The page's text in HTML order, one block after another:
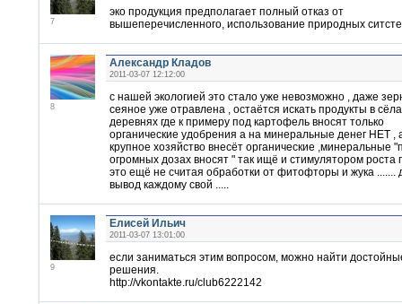
7
эко продукция предполагает полный отказ от
вышеперечисленного, использование природных
8
Александр Кладов
2011-03-07 12:12:00
с нашей экологией это стало уже невозможно , даже
сеяное уже отравлена , остаётся искать продукты в
деревнях где к примеру под картофель вносят только
органические удобрения а на минеральные денег НЕТ ,
крупное хозяйство внесёт органические ,минеральные
огромных дозах вносят " так ищё и стимулятором роста
это ещё не считая обработки от фитофторы и жука .......
вывод каждому свой .....
9
Елисей Ильич
2011-03-07 13:01:00
если заниматься этим вопросом, можно найти
решения.
http://vkontakte.ru/club6222142